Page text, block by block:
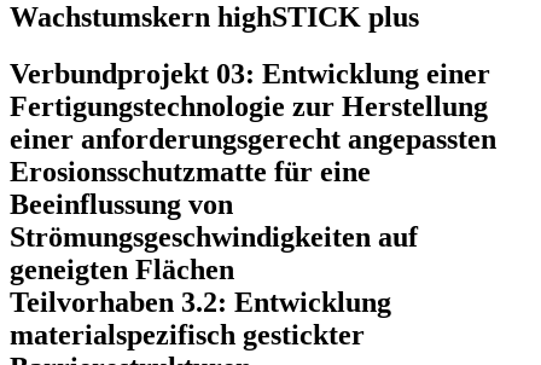
Wachstumskern highSTICK plus
Verbundprojekt 03: Entwicklung einer
Fertigungstechnologie zur Herstellung
einer anforderungsgerecht angepassten
Erosionsschutzmatte für eine
Beeinflussung von
Strömungsgeschwindigkeiten auf
geneigten Flächen
Teilvorhaben 3.2: Entwicklung
materialspezifisch gestickter